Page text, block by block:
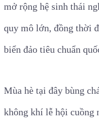
mở rộng hệ sinh thái
quy mô lớn, đồng thời
biển đảo tiêu chuẩn
Mùa hè tại đây bùng
không khí lễ hội cuồng